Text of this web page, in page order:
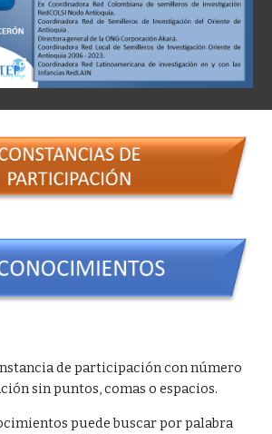
de participación con número
sin puntos, comas o espacios.
puede buscar por palabra